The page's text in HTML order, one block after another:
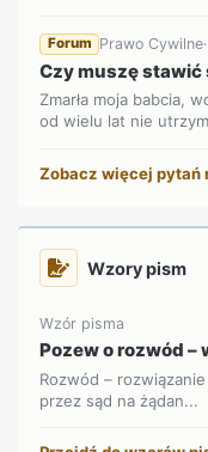
Forum Prawo Cywilne
Czy muszę
Zmarła moja babcia,
od wielu lat nie
Zobacz więcej pytań
Wzory pism
Wzór pisma
Pozew o rozwód –
Rozwód –
przez sąd na żądan...